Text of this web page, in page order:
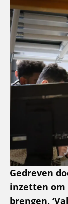
Gedreven
inzetten
brengen.